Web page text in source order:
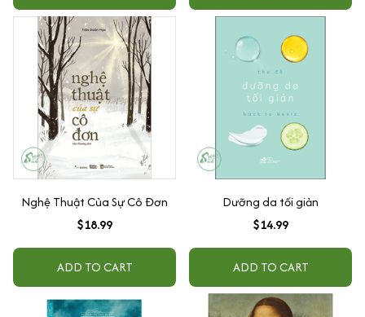
Nghệ Thuật Của Sự Cô Đơn
$18.99
ADD TO CART
Dưỡng da tối giản
$14.99
ADD TO CART